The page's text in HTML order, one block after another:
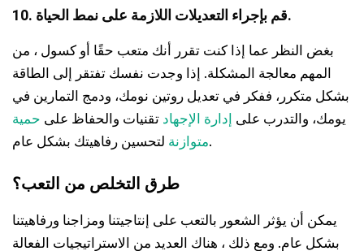
10. قم بإجراء التعديلات اللازمة على نمط الحياة.
بغض النظر عما إذا كنت تقرر أنك متعب حقًا أو كسول ، من
المهم معالجة المشكلة. إذا وجدت نفسك تفتقر إلى الطاقة
بشكل متكرر، ففكر في تعديل روتين نومك، ودمج التمارين في
يومك، والتدرب على
إدارة الإجهاد تقنيات والحفاظ على حمية
متوازنةلتحسين رفاهيتك بشكل عام.
طرق التخلص من التعب؟
يمكن أن يؤثر الشعور بالتعب على إنتاجيتنا ومزاجنا ورفاهيتنا
بشكل عام. ومع ذلك ، هناك العديد من الاستراتيجيات الفعالة